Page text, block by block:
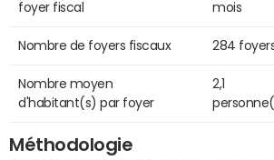
foyer fiscal
mois
Nombre de foyers fiscaux 284
Nombre moyen
d'habitant(s) par foyer
2,1
Méthodologie